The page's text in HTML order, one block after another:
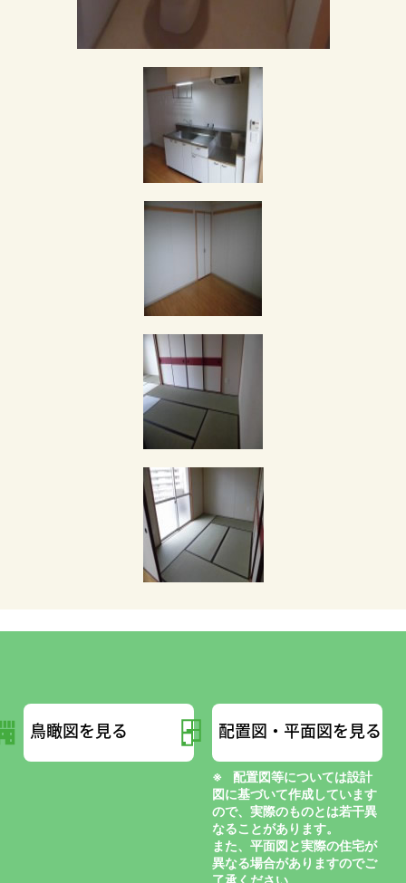
鳥瞰図を見る 配置図・平面図を見る
配置図等については設計
図に基づいて作成しています
ので、実際のものとは若干異
なることがあります。
また、平面図と実際の住宅が
異なる場合がありますのでご